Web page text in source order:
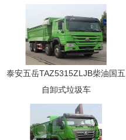
泰安五岳TAZ5315ZLJB柴油国五
自卸式垃圾车